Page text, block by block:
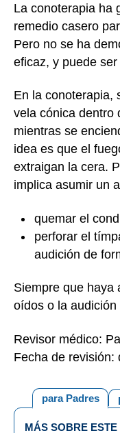
La conoterapia ha
remedio casero
Pero no se ha
eficaz, y puede
En la conoterapia,
vela cónica dentro
mientras se
idea es que el
extraigan la cera.
implica asumir un
quemar el
perforar el
audición de
Siempre que haya
oídos o la
Revisor médico:
Fecha de revisión:
para Padres
MÁS SOBRE ESTE